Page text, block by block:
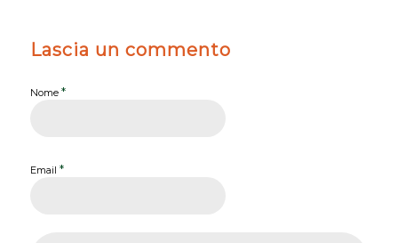
Lascia un commento
Nome *
Email *